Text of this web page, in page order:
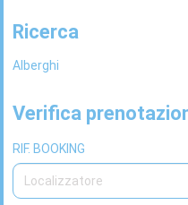
Ricerca
Alberghi
Verifica
RIF. BOOKING